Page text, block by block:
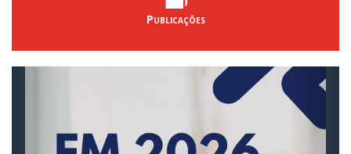
Publicações